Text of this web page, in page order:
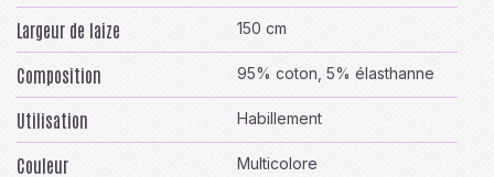
Largeur de laize 150 cm
Composition 95% coton, 5% élasthanne
Utilisation Habillement
Couleur Multicolore